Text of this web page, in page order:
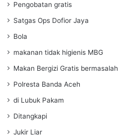
Pengobatan gratis
Satgas Ops Dofior Jaya
Bola
makanan tidak higienis MBG
Makan Bergizi Gratis bermasalah
Polresta Banda Aceh
di Lubuk Pakam
Ditangkapi
Jukir Liar